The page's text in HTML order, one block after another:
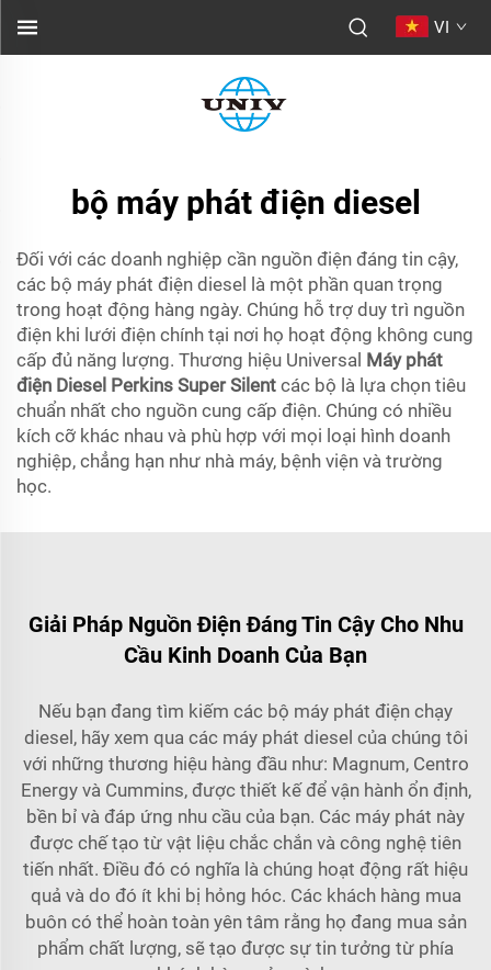
VI
bộ máy phát điện diesel
Đối với các doanh nghiệp cần nguồn điện đáng tin cậy,
các bộ máy phát điện diesel là một phần quan trọng
trong hoạt động hàng ngày. Chúng hỗ trợ duy trì nguồn
điện khi lưới điện chính tại nơi họ hoạt động không cung
cấp đủ năng lượng. Thương hiệu Universal Máy phát
điện Diesel Perkins Super Silent các bộ là lựa chọn tiêu
chuẩn nhất cho nguồn cung cấp điện. Chúng có nhiều
kích cỡ khác nhau và phù hợp với mọi loại hình doanh
nghiệp, chẳng hạn như nhà máy, bệnh viện và trường
học.
Giải Pháp Nguồn Điện Đáng Tin Cậy Cho Nhu
Cầu Kinh Doanh Của Bạn
Nếu bạn đang tìm kiếm các bộ máy phát điện chạy
diesel, hãy xem qua các máy phát diesel của chúng tôi
với những thương hiệu hàng đầu như: Magnum, Centro
Energy và Cummins, được thiết kế để vận hành ổn định,
bền bỉ và đáp ứng nhu cầu của bạn. Các máy phát này
được chế tạo từ vật liệu chắc chắn và công nghệ tiên
tiến nhất. Điều đó có nghĩa là chúng hoạt động rất hiệu
quả và do đó ít khi bị hỏng hóc. Các khách hàng mua
buôn có thể hoàn toàn yên tâm rằng họ đang mua sản
phẩm chất lượng, sẽ tạo được sự tin tưởng từ phía